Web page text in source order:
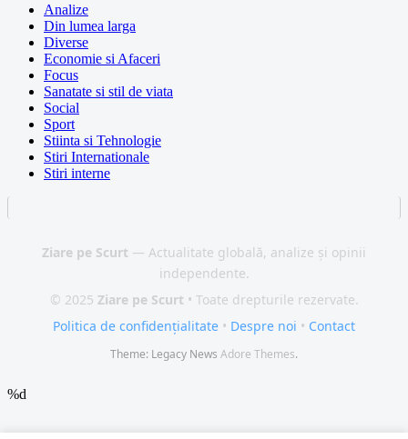
Analize
Din lumea larga
Diverse
Economie si Afaceri
Focus
Sanatate si stil de viata
Social
Sport
Stiinta si Tehnologie
Stiri Internationale
Stiri interne
Ziare pe Scurt — Actualitate globală, analize și opinii
independente.
© 2025 Ziare pe Scurt • Toate drepturile rezervate.
Politica de confidențialitate • Despre noi • Contact
Theme: Legacy News Adore Themes.
%d